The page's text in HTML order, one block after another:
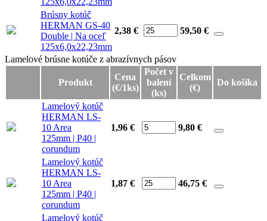
Brúsny kotúč
HERMAN GS-40
Double | Na oceľ
125x6,0x22,23mm
2,38 € 59,50 €
Lamelové brúsne kotúče z abrazívnych pásov
Lamelové brúsne kotúče z abrazívnych pásov
Produkt
Cena
(€/1ks)
Počet v
balení
(ks)
Celkom
(€)
Do košíka
Lamelový kotúč
HERMAN LS-
10 Area
125mm | P40 |
corundum
1,96 € 9,80 €
Lamelový kotúč
HERMAN LS-
10 Area
125mm | P40 |
corundum
1,87 € 46,75 €
Lamelový kotúč